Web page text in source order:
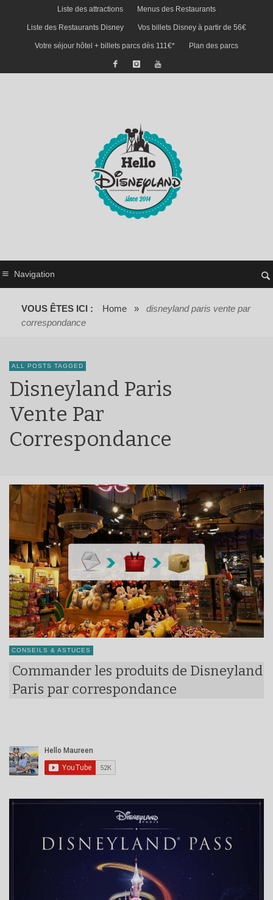
Liste des attractions Menus des Restaurants
Liste des Restaurants Disney Vos billets Disney à partir de 56€
Votre séjour hôtel + billets parcs dès 111€* Plan des parcs
Navigation
VOUS ÊTES ICI : Home »
disneyland paris vente par
correspondance
ALL POSTS TAGGED
Disneyland Paris
Vente Par
Correspondance
CONSEILS & ASTUCES
Commander les produits de Disneyland
Paris par correspondance